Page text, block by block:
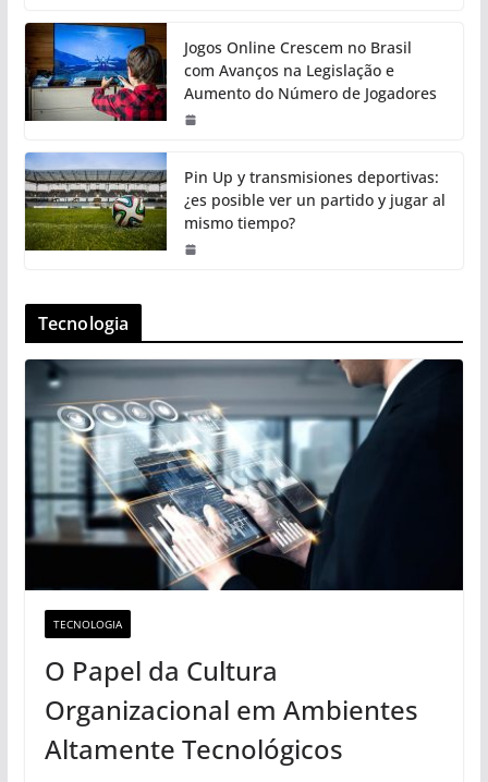
Jogos Online Crescem no Brasil
com Avanços na Legislação e
Aumento do Número de Jogadores
Pin Up y transmisiones deportivas:
¿es posible ver un partido y jugar al
mismo tiempo?
Tecnologia
TECNOLOGIA
O Papel da Cultura
Organizacional em Ambientes
Altamente Tecnológicos